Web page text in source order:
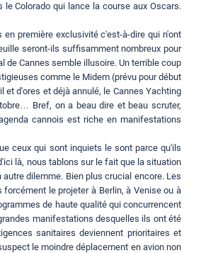
Colorado qui lance la course aux Oscars.
première exclusivité c'est-à-dire qui n'ont
seront-ils suffisamment nombreux pour
de Cannes semble illusoire. Un terrible coup
comme le Midem (prévu pour début
et d'ores et déjà annulé, le Cannes Yachting
Bref, on a beau dire et beau scruter,
cannois est riche en manifestations
ceux qui sont inquiets le sont parce qu'ils
là, nous tablons sur le fait que la situation
dilemme. Bien plus crucial encore. Les
le projeter à Berlin, à Venise ou à
de haute qualité qui concurrencent
manifestations desquelles ils ont été
sanitaires deviennent prioritaires et
le moindre déplacement en avion non